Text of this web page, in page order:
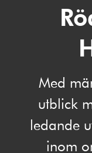
Med
utblick
ledande
inom